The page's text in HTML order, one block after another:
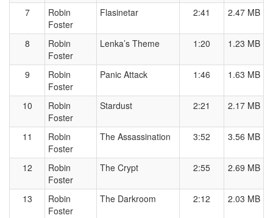
7
Robin
Foster
Flasinetar 2:41 2.47 MB
8
Robin
Foster
Lenka’s Theme 1:20 1.23 MB
9
Robin
Foster
Panic Attack 1:46 1.63 MB
10
Robin
Foster
Stardust 2:21 2.17 MB
11
Robin
Foster
The Assassination 3:52 3.56 MB
12
Robin
Foster
The Crypt 2:55 2.69 MB
13
Robin
Foster
The Darkroom 2:12 2.03 MB